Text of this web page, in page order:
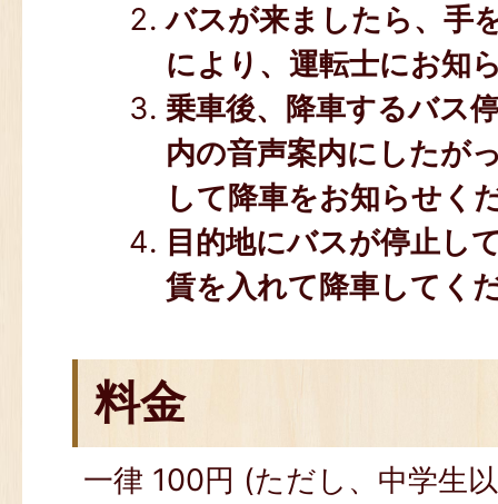
バスが来ましたら、手
により、運転士にお知
乗車後、降車するバス
内の音声案内にしたが
して降車をお知らせく
目的地にバスが停止し
賃を入れて降車してく
料金
一律 100円 (ただし、中学生